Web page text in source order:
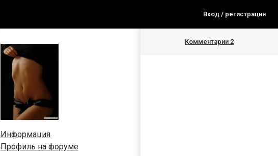
Вход / регистрация
Информация
Профиль на форуме
Комментарии 2